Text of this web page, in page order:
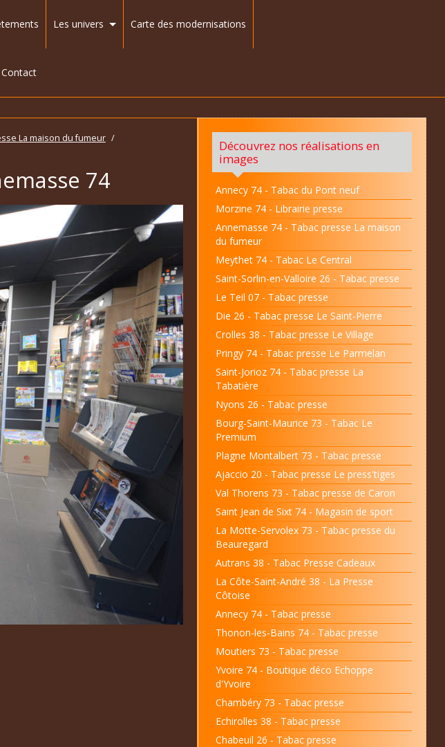
Les univers Carte des modernisations
Contact
La maison du fumeur /
74
Découvrez nos réalisations en
images
Annecy 74 - Tabac du Pont neuf
Morzine 74 - Librairie presse
Annemasse 74 - Tabac presse La maison
du fumeur
Meythet 74 - Tabac Le Central
Saint-Sorlin-en-Valloire 26 - Tabac presse
Le Teil 07 - Tabac presse
Die 26 - Tabac presse Le Saint-Pierre
Crolles 38 - Tabac presse Le Village
Pringy 74 - Tabac presse Le Parmelan
Saint-Jorioz 74 - Tabac presse La
Tabatière
Nyons 26 - Tabac presse
Bourg-Saint-Maurice 73 - Tabac Le
Premium
Plagne Montalbert 73 - Tabac presse
Ajaccio 20 - Tabac presse Le press'tiges
Val Thorens 73 - Tabac presse de Caron
Saint Jean de Sixt 74 - Magasin de sport
La Motte-Servolex 73 - Tabac presse du
Beauregard
Autrans 38 - Tabac Presse Cadeaux
La Côte-Saint-André 38 - La Presse
Côtoise
Annecy 74 - Tabac presse
Thonon-les-Bains 74 - Tabac presse
Moutiers 73 - Tabac presse
Yvoire 74 - Boutique déco Echoppe
d'Yvoire
Chambéry 73 - Tabac presse
Echirolles 38 - Tabac presse
Chabeuil 26 - Tabac presse